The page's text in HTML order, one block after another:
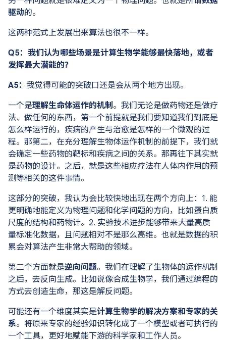
驱动的。
这两种范式上发展出来算法也很不一样。
Q5：我们认为哪些场景是计算生物学能够最快落地，或者
发挥最大潜能的？
A5： 我觉得可能的突破口还是会从两个地方出现。
一个是理解生命体运作的机制。我们无论是做药物还是做疗
法、做任何的东西，第一个前提就是我们要知道我们到底是
怎么样运行的，疾病的产生与治愈是怎样的一个微观的过
程。那第二，在充分理解生物体运作机制的前提下，我们就
会确定一些药物的靶标和疾病之间的关系。那再往下其实就
是药物的设计。之后，就是这些相应疗法在人体内作用的预
测等相关的这件事情。
这部分的突破，我认为会比较快地出现在两个方向上：1. 能
更明确地能定义为物理问题和化学问题的方向，比如蛋白质
尺度的结构和药物计。2. 实验技术进步能够带来大量高质
量标准化数据，且问题相对不是那么高维。也就是数据的积
累会对算法产生非常大帮助的领域。
第二个方面就是逆向问题。我们在理解了生物体的运作机制
之后，去反向生成。比如说像合成生物学，我们通过编程的
方式去创造生命，那这是解反问题。
可能还有一个维度其实是计算生物学的解决方案和专家的关
系。将原来专家的经验知识转化成了一个模型或者可执行的
一个工具，更好地赋能下游的科学家和工作人员。